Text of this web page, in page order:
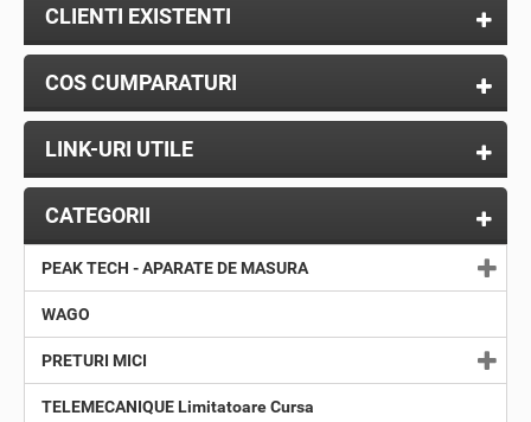
CLIENTI EXISTENTI
COS CUMPARATURI
LINK-URI UTILE
CATEGORII
PEAK TECH - APARATE DE MASURA
WAGO
PRETURI MICI
TELEMECANIQUE Limitatoare Cursa